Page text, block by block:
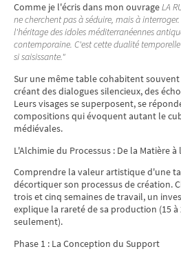
Comme je l'écris dans mon ouvrageLA
ne cherchent pas à séduire, mais à
l'héritage des idoles méditerranéennes
contemporaine. C'est cette dualité
si saisissante."
Sur une même table cohabitent
créant des dialogues silencieux, des
Leurs visages se superposent, se
compositions qui évoquent autant le
médiévales.
L'Alchimie du Processus : De la Matière
Comprendre la valeur artistique d'une
décortiquer son processus de création.
trois et cinq semaines de travail, un
explique la rareté de sa production (15 à
seulement).
Phase 1 : La Conception du Support